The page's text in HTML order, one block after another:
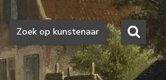
Zoeken
Zoek op kunstenaar